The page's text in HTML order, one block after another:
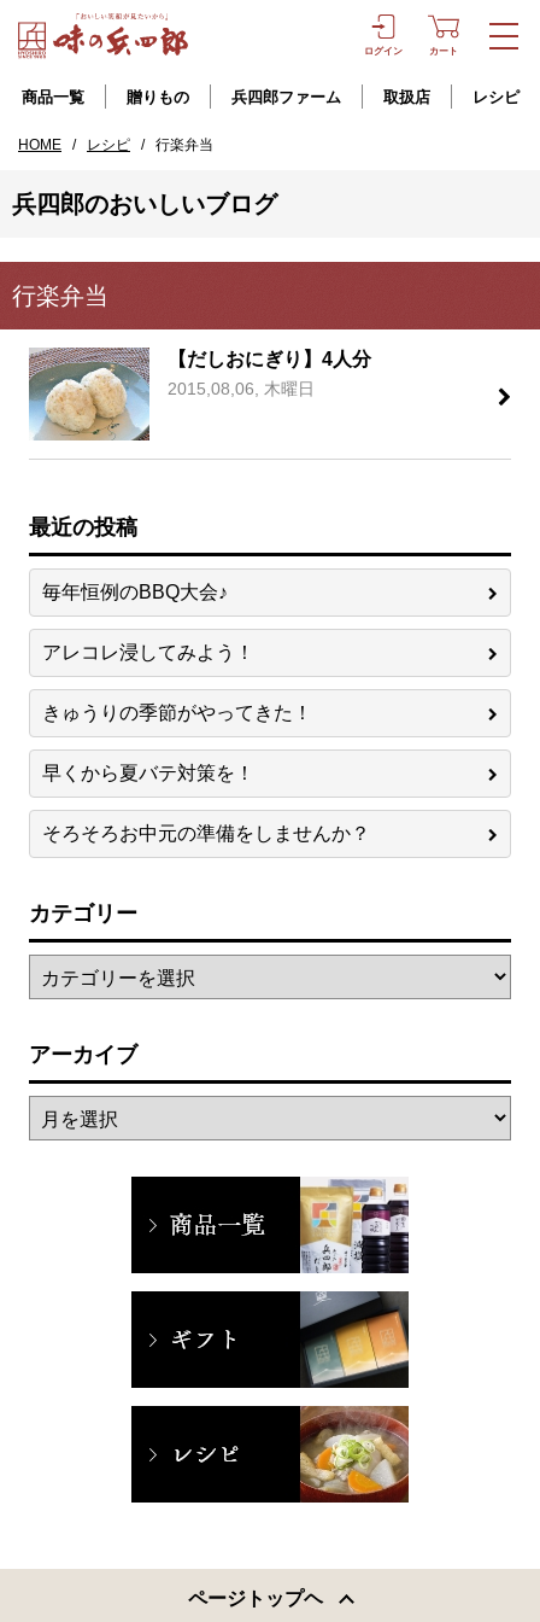
ログイン カート
商品一覧 贈りもの 兵四郎ファーム 取扱店 レシピ
HOME / レシピ / 行楽弁当
兵四郎のおいしいブログ
行楽弁当
【だしおにぎり】4人分
2015,08,06, 木曜日
最近の投稿
毎年恒例のBBQ大会♪
アレコレ浸してみよう！
きゅうりの季節がやってきた！
早くから夏バテ対策を！
そろそろお中元の準備をしませんか？
カテゴリー
アーカイブ
ページトップヘ